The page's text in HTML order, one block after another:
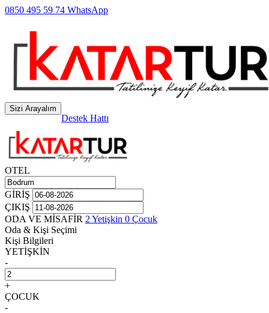
0850 495 59 74 WhatsApp
Sizi Arayalım
Destek Hattı
0850 495 59 74
0850 495 59 74
OTEL
GİRİŞ
ÇIKIŞ
ODA VE MİSAFİR 2 Yetişkin 0 Çocuk
Oda & Kişi Seçimi
Kişi Bilgileri
YETİŞKİN
-
+
ÇOCUK
-